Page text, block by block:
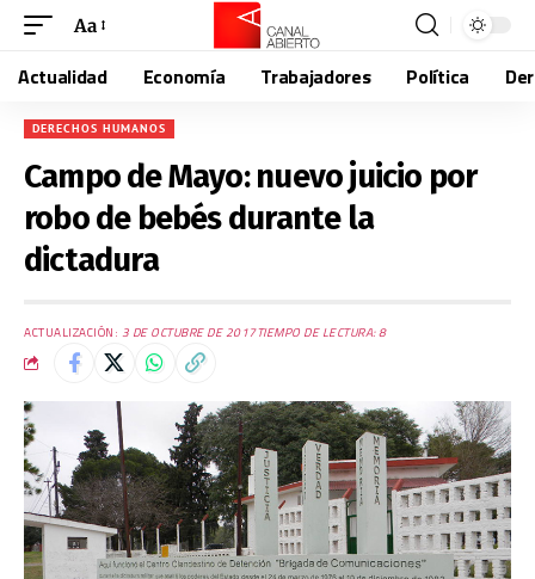
Aa
Actualidad Economía Trabajadores Política
DERECHOS HUMANOS
Campo de Mayo: nuevo juicio por
robo de bebés durante la
dictadura
ACTUALIZACIÓN: 3 DE OCTUBRE DE 2017TIEMPO DE LECTURA: 8